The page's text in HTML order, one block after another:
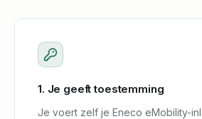
1. Je geeft toestemming
Je voert zelf je Eneco eMobility-